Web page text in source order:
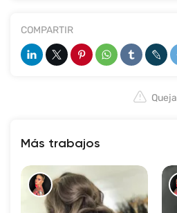
COMPARTIR
Queja
Más trabajos